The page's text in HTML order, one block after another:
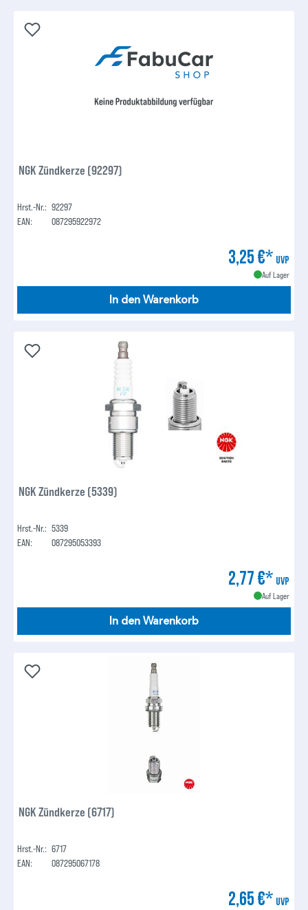
NGK Zündkerze (92297)
Hrst.-Nr.: 92297
EAN:
087295922972
3,25 €* UVP
Auf Lager
In den Warenkorb
NGK Zündkerze (5339)
Hrst.-Nr.: 5339
EAN:
087295053393
2,77 €* UVP
Auf Lager
In den Warenkorb
NGK Zündkerze (6717)
Hrst.-Nr.: 6717
EAN:
087295067178
2,65 €* UVP